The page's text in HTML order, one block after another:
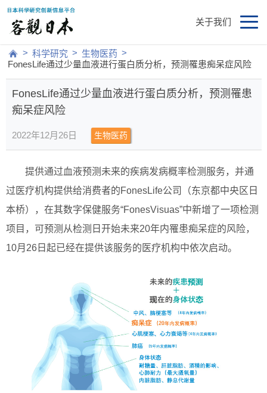
关于我们
> 科学研究 > 生物医药 >
FonesLife通过少量血液进行蛋白质分析，预测罹患痴呆症风险
FonesLife通过少量血液进行蛋白质分析，预测罹患
痴呆症风险
2022年12月26日 生物医药
提供通过血液预测未来的疾病发病概率检测服务，并通
过医疗机构提供给消费者的FonesLife公司（东京都中央区日
本桥），在其数字保健服务“FonesVisuas”中新增了一项检测
项目，可预测从检测日开始未来20年内罹患痴呆症的风险，
10月26日起已经在提供该服务的医疗机构中依次启动。